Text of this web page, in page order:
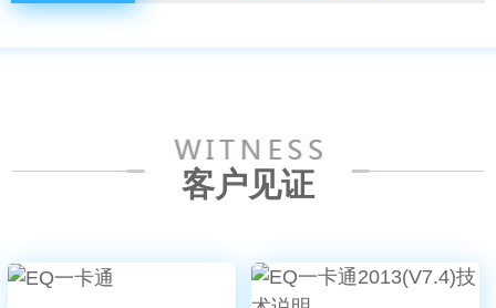
客户见证